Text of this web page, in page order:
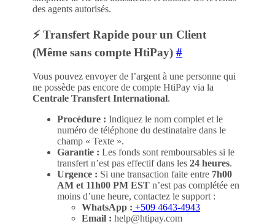
des agents autorisés.
⚡ Transfert Rapide pour un Client
(Même sans compte HtiPay) #
Vous pouvez envoyer de l’argent à une personne qui
ne possède pas encore de compte HtiPay via la
Centrale Transfert International.
Procédure : Indiquez le nom complet et le
numéro de téléphone du destinataire dans le
champ « Texte ».
Garantie : Les fonds sont remboursables si le
transfert n’est pas effectif dans les 24 heures.
Urgence : Si une transaction faite entre 7h00
AM et 11h00 PM EST n’est pas complétée en
moins d’une heure, contactez le support :
WhatsApp : +509 4643-4943
Email : help@htipay.com